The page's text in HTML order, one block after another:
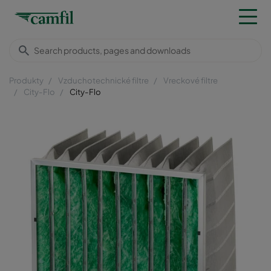
Produkty Vzduchotechnické filtre
Vreckové filtre
City-Flo
City-Flo